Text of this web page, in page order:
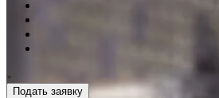
Подать заявку